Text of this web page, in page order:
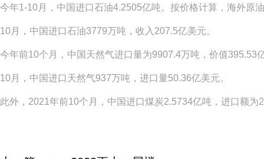
今年1-10月，中国进口石油4.2505亿吨。按价格计算，海外原
10月，中国进口石油3779万吨，收入207.5亿美元。
今年前10个月，中国天然气进口量为9907.4万吨，价值395.53
10月，中国进口天然气937万吨，进口量50.36亿美元。
此外， 2021年前10个月，中国进口煤炭2.5734亿吨，进口额